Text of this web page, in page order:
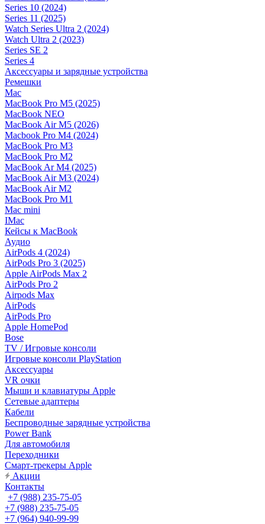
Series 10 (2024)
Series 11 (2025)
Watch Series Ultra 2 (2024)
Watch Ultra 2 (2023)
Series SE 2
Series 4
Аксессуары и зарядные устройства
Ремешки
Mac
MacBook Pro M5 (2025)
MacBook NEO
MacBook Air M5 (2026)
Macbook Pro M4 (2024)
MacBook Pro M3
MacBook Pro M2
MacBook Ar M4 (2025)
MacBook Air M3 (2024)
MacBook Air M2
MacBook Pro M1
Mac mini
IMac
Кейсы к MacBook
Аудио
AirPods 4 (2024)
AirPods Pro 3 (2025)
Apple AirPods Max 2
AirPods Pro 2
Airpods Max
AirPods
AirPods Pro
Apple HomePod
Bose
TV / Игровые консоли
Игровые консоли PlayStation
Аксессуары
VR очки
Мыши и клавиатуры Apple
Сетевые адаптеры
Кабели
Беспроводные зарядные устройства
Power Bank
Для автомобиля
Переходники
Смарт-трекеры Apple
Акции
Контакты
+7 (988) 235-75-05
+7 (988) 235-75-05
+7 (964) 940-99-99